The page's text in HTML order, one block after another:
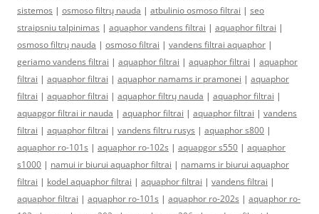
sistemos | osmoso filtrų nauda | atbulinio osmoso filtrai | seo
straipsniu talpinimas | aquaphor vandens filtrai | aquaphor filtrai |
osmoso filtrų nauda | osmoso filtrai | vandens filtrai aquaphor |
geriamo vandens filtrai | aquaphor filtrai | aquaphor filtrai | aquaphor
filtrai | aquaphor filtrai | aquaphor namams ir pramonei | aquaphor
filtrai | aquaphor filtrai | aquaphor filtrų nauda | aquaphor filtrai |
aquapgor filtrai ir nauda | aquaphor filtrai | aquaphor filtrai | vandens
filtrai | aquaphor filtrai | vandens filtru rusys | aquaphor s800 |
aquaphor ro-101s | aquaphor ro-102s | aquapgor s550 | aquaphor
s1000 | namui ir biurui aquaphor filtrai | namams ir biurui aquaphor
filtrai | kodel aquaphor filtrai | aquaphor filtrai | vandens filtrai |
aquaphor filtrai | aquaphor ro-101s | aquaphor ro-202s | aquaphor ro-